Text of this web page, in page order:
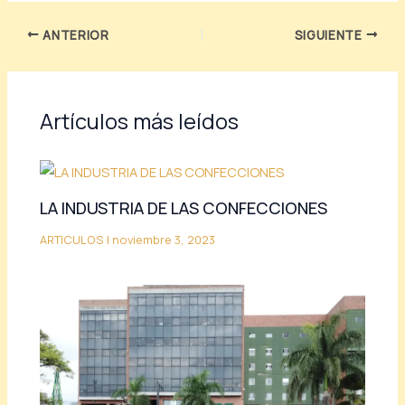
ANTERIOR SIGUIENTE
Artículos más leídos
LA INDUSTRIA DE LAS CONFECCIONES
ARTICULOS | noviembre 3, 2023